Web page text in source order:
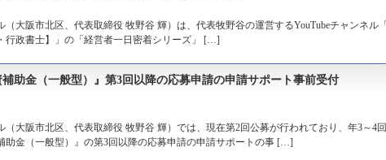
大阪市北区、代表取締役 牧野谷 輝）は、代表牧野谷の運営するYouTubeチャンネル
政書士】」の「経営者一日密着シリーズ」 […]
助金（一般型）』第3回以降の応募申請の申請サポート事前受付
大阪市北区、代表取締役 牧野谷 輝）では、現在第2回公募が行われており、年3～4
助金（一般型）』の第3回以降の応募申請の申請サポートの事 […]